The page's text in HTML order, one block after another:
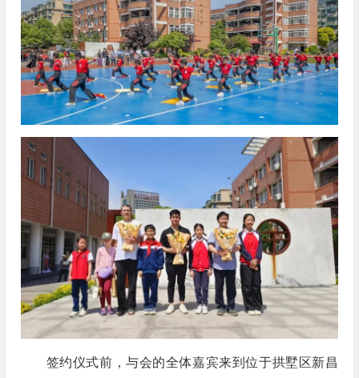
签约仪式前，与会的全体嘉宾来到位于拱墅区新昌